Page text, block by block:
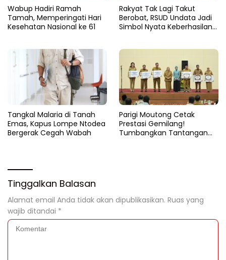
Wabup Hadiri Ramah
Tamah, Memperingati Hari
Kesehatan Nasional ke 61
Rakyat Tak Lagi Takut
Berobat, RSUD Undata Jadi
Simbol Nyata Keberhasilan
Tangkal Malaria di Tanah
Emas, Kapus Lompe Ntodea
Bergerak Cegah Wabah
Parigi Moutong Cetak
Prestasi Gemilang!
Tumbangkan Tantangan
Tinggalkan Balasan
Alamat email Anda tidak akan dipublikasikan. Ruas yang
wajib ditandai *